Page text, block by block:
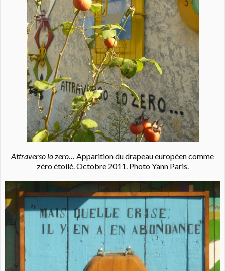
Attraverso lo zero… Apparition du drapeau européen comme
zéro étoilé. Octobre 2011. Photo Yann Paris.